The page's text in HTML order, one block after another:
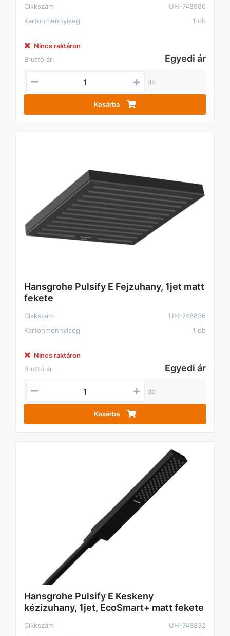
Cikkszám
UH-748986
Kartonmennyiség
1 db
Nincs raktáron
Bruttó ár:
Egyedi ár
db
Kosárba
Hansgrohe Pulsify E Fejzuhany, 1jet matt
fekete
Cikkszám
UH-748836
Kartonmennyiség
1 db
Nincs raktáron
Bruttó ár:
Egyedi ár
db
Kosárba
Hansgrohe Pulsify E Keskeny
kézizuhany, 1jet, EcoSmart+ matt fekete
Cikkszám
UH-748832